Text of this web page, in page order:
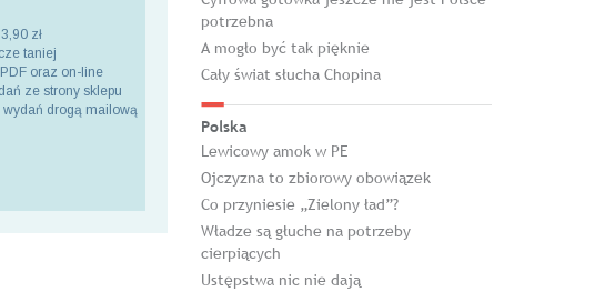
zł
taniej
oraz on-line
ze strony sklepu
drogą mailową
potrzebna
A mogło być tak pięknie
Cały świat słucha Chopina
Polska
Lewicowy amok w PE
Ojczyzna to zbiorowy obowiązek
Co przyniesie „Zielony ład”?
Władze są głuche na potrzeby
cierpiących
Ustępstwa nic nie dają